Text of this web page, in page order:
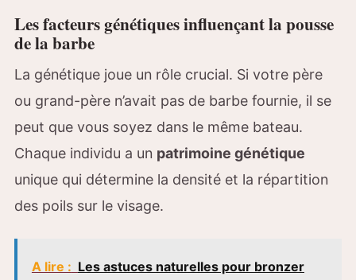
Les facteurs génétiques influençant la pousse
de la barbe
La génétique joue un rôle crucial. Si votre père
ou grand-père n’avait pas de barbe fournie, il se
peut que vous soyez dans le même bateau.
Chaque individu a un patrimoine génétique
unique qui détermine la densité et la répartition
des poils sur le visage.
A lire : Les astuces naturelles pour bronzer